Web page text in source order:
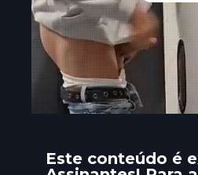
Este conteúdo é